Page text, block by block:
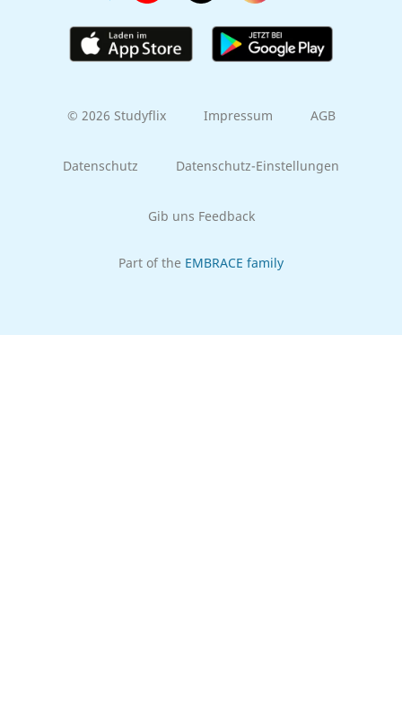
© 2026 Studyflix Impressum AGB
Datenschutz Datenschutz-Einstellungen
Gib uns Feedback
Part of the EMBRACE family